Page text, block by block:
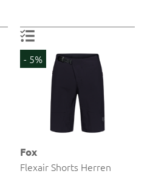
- 5%
Fox
Flexair Shorts Herren